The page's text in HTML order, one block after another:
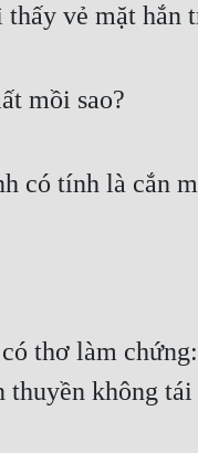
vẻ mặt
mồi sao?
có tính là cắn
thơ làm
thuyền không